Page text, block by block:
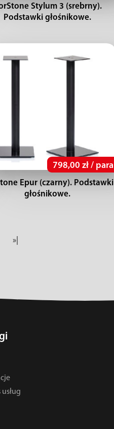
Stylum 3 (srebrny).
Podstawki głośnikowe.
798,00 zł / para
Epur (czarny). Podstawki
głośnikowe.
»|